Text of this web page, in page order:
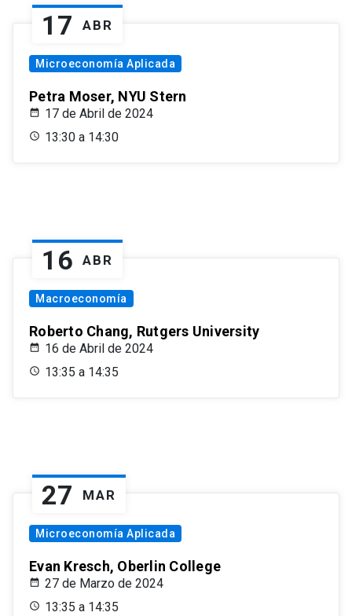
17 ABR
Microeconomía Aplicada
Petra Moser, NYU Stern
17 de Abril de 2024
13:30 a 14:30
16 ABR
Macroeconomía
Roberto Chang, Rutgers University
16 de Abril de 2024
13:35 a 14:35
27 MAR
Microeconomía Aplicada
Evan Kresch, Oberlin College
27 de Marzo de 2024
13:35 a 14:35